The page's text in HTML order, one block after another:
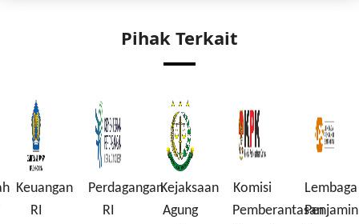
Pihak Terkait
Perdagangan
RI
Kejaksaan
Agung
Komisi
Pemberantasan
Lembaga
Penjamin
RI